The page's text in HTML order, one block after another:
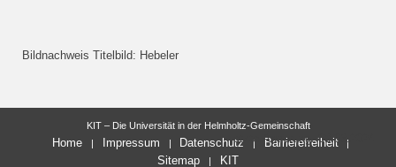
Bildnachweis Titelbild: Hebeler
letzte Änderung: 08.03.2024
KIT – Die Universität in der Helmholtz-Gemeinschaft
Home Impressum Datenschutz
Barrierefreiheit
Sitemap
KIT